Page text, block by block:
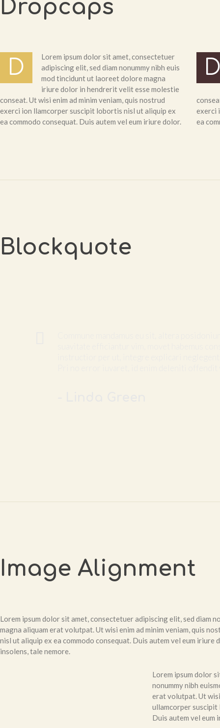
Dropcaps
D
Lorem ipsum dolor sit amet, consectetuer
adipiscing elit, sed diam nonummy nibh euis
mod tincidunt ut laoreet dolore magna
iriure dolor in hendrerit velit esse molestie
conseat. Ut wisi enim ad minim veniam, quis nostrud
exerci ion llamcorper suscipit lobortis nisl ut aliquip ex
ea commodo consequat. Duis autem vel eum iriure dolor.
exerci
ea
Blockquote
Image Alignment
Lorem ipsum dolor sit amet, consectetuer adipiscing elit, sed diam
magna aliquam erat volutpat. Ut wisi enim ad minim veniam, quis
nisl ut aliquip ex ea commodo consequat. Duis autem vel eum
insolens, tale nemore.
Lorem ipsum dolor
nonummy nibh
erat volutpat. Ut
ullamcorper suscipit
Duis autem vel eum